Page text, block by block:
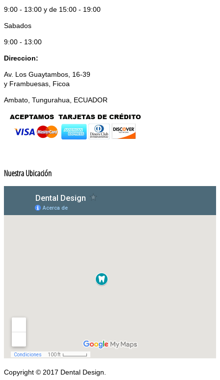
9:00 - 13:00 y de 15:00 - 19:00
Sabados
9:00 - 13:00
Direccion:
Av. Los Guaytambos, 16-39
y Frambuesas, Ficoa
Ambato, Tungurahua, ECUADOR
Nuestra Ubicación
Copyright © 2017 Dental Design.